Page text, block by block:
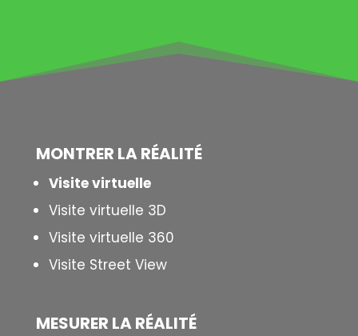
MONTRER LARÉALITÉ
Visite virtuelle
Visite virtuelle 3D
Visite virtuelle 360
Visite Street View
MESURER LARÉALITÉ